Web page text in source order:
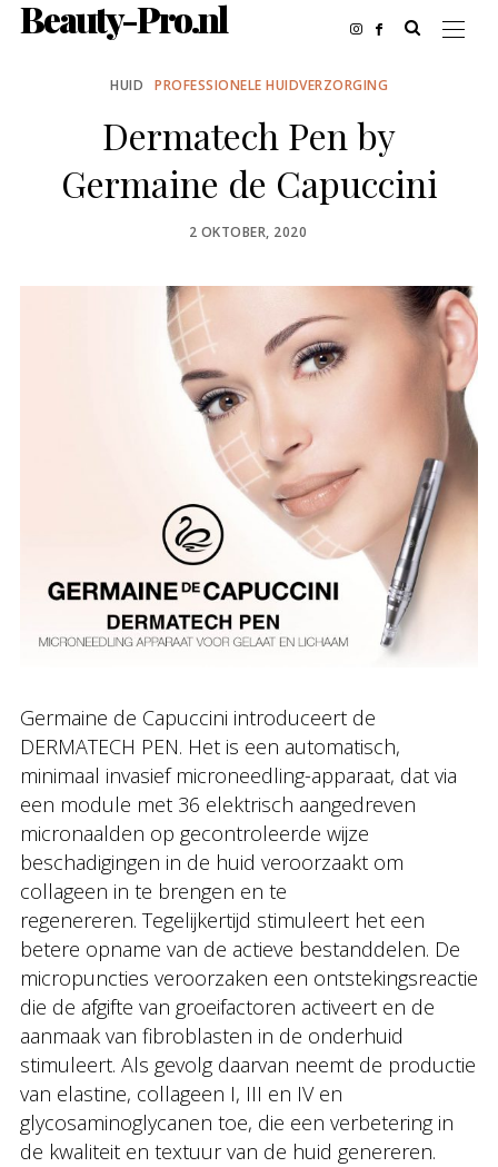
Beauty-Pro.nl
HUID PROFESSIONELE HUIDVERZORGING
Dermatech Pen by
Germaine de Capuccini
POSTED
2 OKTOBER, 2020
Germaine de Capuccini introduceert de
DERMATECH PEN. Het is een automatisch,
minimaal invasief microneedling-apparaat, dat via
een module met 36 elektrisch aangedreven
micronaalden op gecontroleerde wijze
beschadigingen in de huid veroorzaakt om
collageen in te brengen en te
regenereren. Tegelijkertijd stimuleert het een
betere opname van de actieve bestanddelen. De
micropuncties veroorzaken een ontstekingsreactie
die de afgifte van groeifactoren activeert en de
aanmaak van fibroblasten in de onderhuid
stimuleert. Als gevolg daarvan neemt de productie
van elastine, collageen I, III en IV en
glycosaminoglycanen toe, die een verbetering in
de kwaliteit en textuur van de huid genereren.